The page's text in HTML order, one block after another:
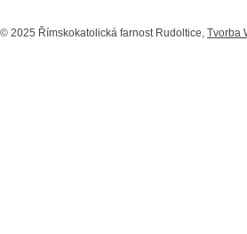
© 2025 Římskokatolická farnost Rudoltice, Tvorba